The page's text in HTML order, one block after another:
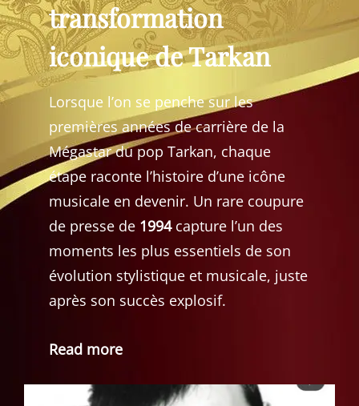
transformation
iconique de Tarkan
Lorsque l’on se penche sur les
premières années de carrière de la
Mégastar du pop Tarkan, chaque
étape raconte l’histoire d’une icône
musicale en devenir. Un rare coupure
de presse de 1994capture l’un des
moments les plus essentiels de son
évolution stylistique et musicale, juste
après son succès explosif.
Read more